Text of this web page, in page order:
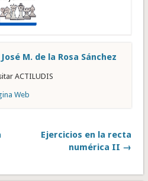
José M. de la Rosa Sánchez
ACTILUDIS
Web
Ejercicios en la recta
numérica II →